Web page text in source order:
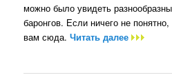
можно было увидеть
баронгов. Если ничего не
вам сюда.Читать далее